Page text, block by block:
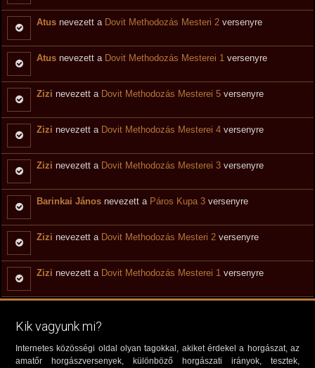
Atus nevezett a Dovit Methodozás Mesteri 2 versenyre
Atus nevezett a Dovit Methodozás Mesterei 1 versenyre
Zizi nevezett a Dovit Methodozás Mesterei 5 versenyre
Zizi nevezett a Dovit Methodozás Mesterei 4 versenyre
Zizi nevezett a Dovit Methodozás Mesterei 3 versenyre
Barinkai János nevezett a Páros Kupa 3 versenyre
Zizi nevezett a Dovit Methodozás Mesteri 2 versenyre
Zizi nevezett a Dovit Methodozás Mesterei 1 versenyre
Kik vagyunk mi?
Internetes közösségi oldal olyan tagokkal, akiket érdekel a horgászat, az
amatőr horgászversenyek, különböző horgászati irányok, tesztek,